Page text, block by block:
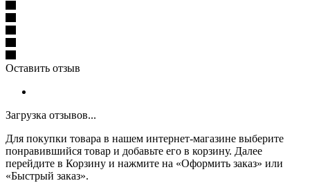
Оставить отзыв
Загрузка отзывов...
Для покупки товара в нашем интернет-магазине выберите
понравившийся товар и добавьте его в корзину. Далее
перейдите в Корзину и нажмите на «Оформить заказ» или
«Быстрый заказ».